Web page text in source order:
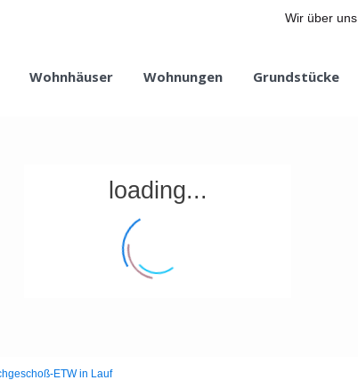
Wir über uns
Wohnhäuser Wohnungen Grundstücke
loading...
ETW in Lauf